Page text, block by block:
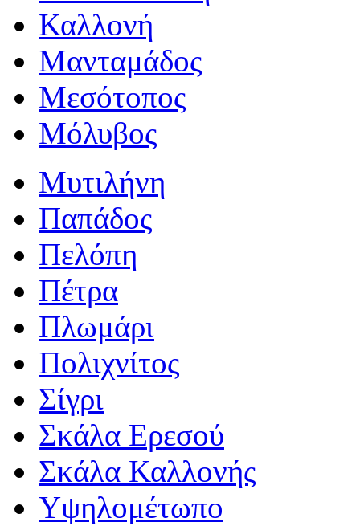
Καλλονή
Μανταμάδος
Μεσότοπος
Μόλυβος
Μυτιλήνη
Παπάδος
Πελόπη
Πέτρα
Πλωμάρι
Πολιχνίτος
Σίγρι
Σκάλα Ερεσού
Σκάλα Καλλονής
Υψηλομέτωπο